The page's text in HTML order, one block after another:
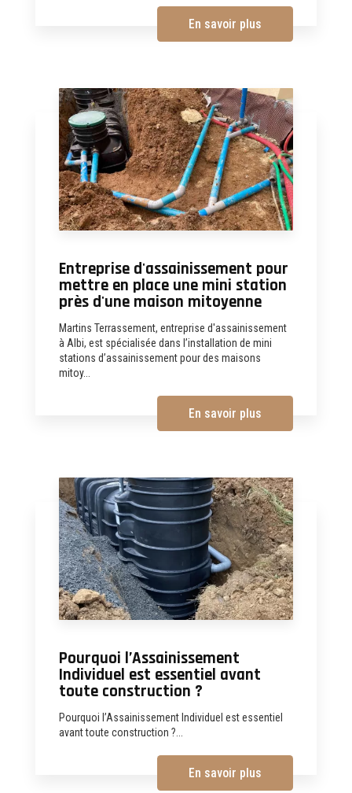
En savoir plus
Entreprise d'assainissement pour
mettre en place une mini station
près d'une maison mitoyenne
Martins Terrassement, entreprise d'assainissement
à Albi, est spécialisée dans l’installation de mini
stations d’assainissement pour des maisons
mitoy...
En savoir plus
Pourquoi l’Assainissement
Individuel est essentiel avant
toute construction ?
Pourquoi l’Assainissement Individuel est essentiel
avant toute construction ?...
En savoir plus